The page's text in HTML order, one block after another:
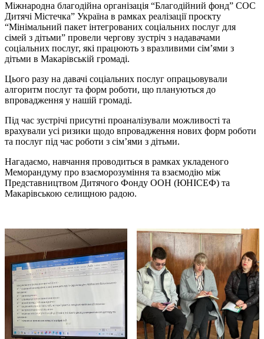
Міжнародна благодійна організація “Благодійний фонд” СОС
Дитячі Містечка” Україна в рамках реалізації проєкту
“Мінімальний пакет інтегрованих соціальних послуг для
сімей з дітьми” провели чергову зустріч з надавачами
соціальних послуг, які працюють з вразливими сім’ями з
дітьми в Макарівській громаді.
Цього разу на давачі соціальних послуг опрацьовували
алгоритм послуг та форм роботи, що плануються до
впровадження у нашій громаді.
Під час зустрічі присутні проаналізували можливості та
врахували усі ризики щодо впровадження нових форм роботи
та послуг під час роботи з сімʼями з дітьми.
Нагадаємо, навчання проводиться в рамках укладеного
Меморандуму про взаєморозуміння та взаємодію між
Представництвом Дитячого Фонду ООН (ЮНІСЕФ) та
Макарівською селищною радою.